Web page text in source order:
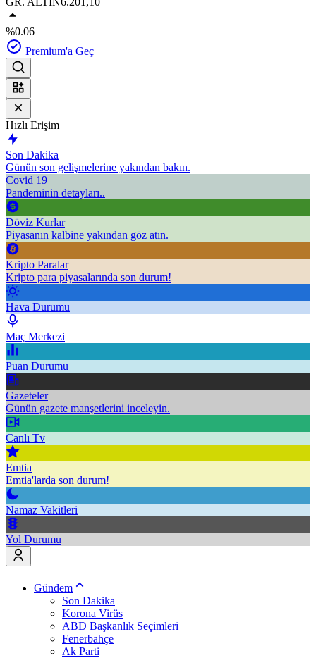
%0.06
Premium'a Geç
Hızlı Erişim
Son Dakika
Günün son gelişmelerine yakından bakın.
Covid 19
Pandeminin detayları..
Döviz Kurlar
Piyasanın kalbine yakından göz atın.
Kripto Paralar
Kripto para piyasalarında son durum!
Hava Durumu
Maç Merkezi
Puan Durumu
Gazeteler
Günün gazete manşetlerini inceleyin.
Canlı Tv
Emtia
Emtia'larda son durum!
Namaz Vakitleri
Yol Durumu
Gündem
Son Dakika
Korona Virüs
ABD Başkanlık Seçimleri
Fenerbahçe
Ak Parti